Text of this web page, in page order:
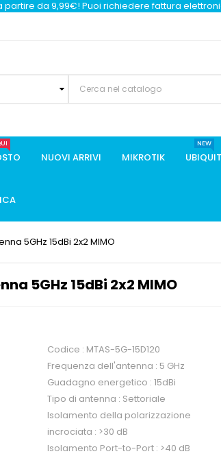
partire da 9,99€! Puoi richiedere fattura
NUOVI ARRIVI MIKROTIK
NEW
5GHz 15dBi 2x2 MIMO
5GHz 15dBi 2x2 MIMO
Codice : MTAS-5G-15D120
Frequenza dell'antenna : 5 GHz
Guadagno energetico : 15dBi
Tipo di antenna : Settoriale
Isolamento della polarizzazione
incrociata : >30 dB
Isolamento Port-to-Port : >40 dB